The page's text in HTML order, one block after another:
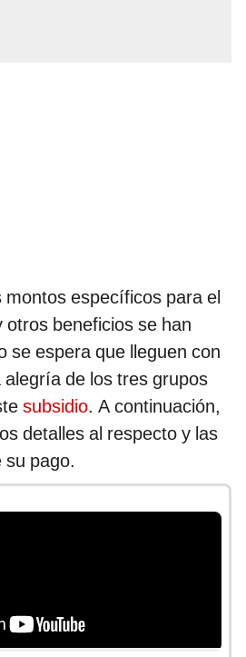
montos específicos para el
otros beneficios se han
se espera que lleguen con
de los tres grupos
subsidio. A continuación,
detalles al respecto y las
su pago.